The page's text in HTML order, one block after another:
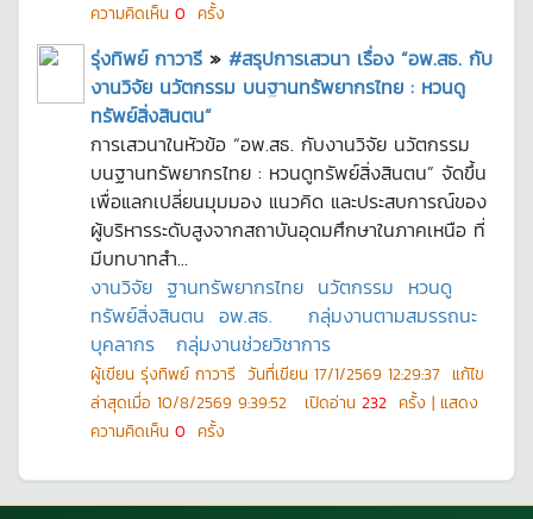
ความคิดเห็น 0 ครั้ง
รุ่งทิพย์ กาวารี » #สรุปการเสวนา เรื่อง “อพ.สธ. กับ
งานวิจัย นวัตกรรม บนฐานทรัพยากรไทย : หวนดู
ทรัพย์สิ่งสินตน”
การเสวนาในหัวข้อ “อพ.สธ. กับงานวิจัย นวัตกรรม
บนฐานทรัพยากรไทย : หวนดูทรัพย์สิ่งสินตน” จัดขึ้น
เพื่อแลกเปลี่ยนมุมมอง แนวคิด และประสบการณ์ของ
ผู้บริหารระดับสูงจากสถาบันอุดมศึกษาในภาคเหนือ ที่
มีบทบาทสำ...
งานวิจัย ฐานทรัพยากรไทย นวัตกรรม หวนดู
ทรัพย์สิ่งสินตน อพ.สธ.
กลุ่มงานตามสมรรถนะ
บุคลากร
กลุ่มงานช่วยวิชาการ
ผู้เขียน รุ่งทิพย์ กาวารี วันที่เขียน 17/1/2569 12:29:37 แก้ไข
ล่าสุดเมื่อ 10/8/2569 9:39:52 เปิดอ่าน 232 ครั้ง | แสดง
ความคิดเห็น 0 ครั้ง